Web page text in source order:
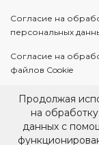
Согласие на
персональных
Согласие на
файлов Cookie
Согласие на
информационную и
рекламную рассылку
Продолжая
на
данных с